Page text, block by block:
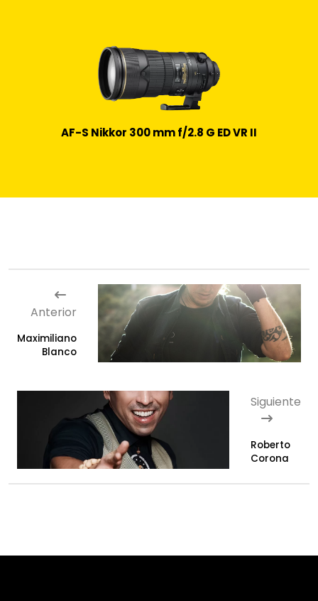
AF-S Nikkor 300 mm f/2.8 G ED VR II
Anterior
Maximiliano
Blanco
Siguiente
Roberto
Corona